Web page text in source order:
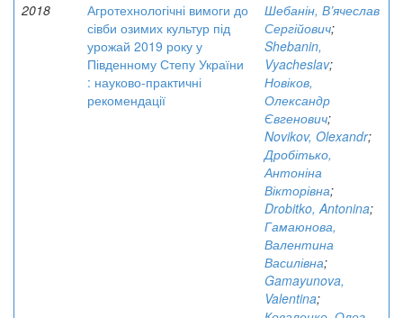
2018
Агротехнологічні вимоги до
сівби озимих культур під
урожай 2019 року у
Південному Степу України
: науково-практичні
рекомендації
Шебанін, В’ячеслав
Сергійович;
Shebanin,
Vyacheslav;
Новіков,
Олександр
Євгенович;
Novikov, Olexandr;
Дробітько,
Антоніна
Вікторівна;
Drobitko, Antonina;
Гамаюнова,
Валентина
Василівна;
Gamayunova,
Valentina;